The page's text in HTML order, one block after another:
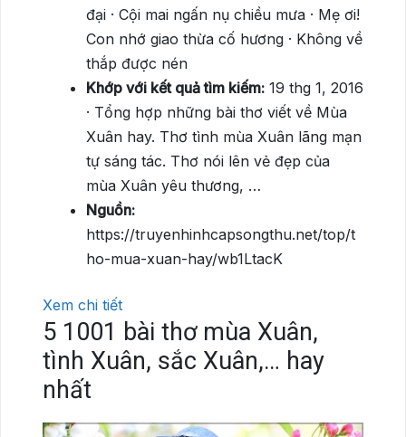
đại · Cội mai ngấn nụ chiều mưa · Mẹ ơi!
Con nhớ giao thừa cố hương · Không về
thắp được nén
Khớp với kết quả tìm kiếm: 19 thg 1, 2016
· Tổng hợp những bài thơ viết về Mùa
Xuân hay. Thơ tình mùa Xuân lãng mạn
tự sáng tác. Thơ nói lên vẻ đẹp của
mùa Xuân yêu thương, …
Nguồn:
https://truyenhinhcapsongthu.net/top/t
ho-mua-xuan-hay/wb1LtacK
Xem chi tiết
5 1001 bài thơ mùa Xuân,
tình Xuân, sắc Xuân,… hay
nhất